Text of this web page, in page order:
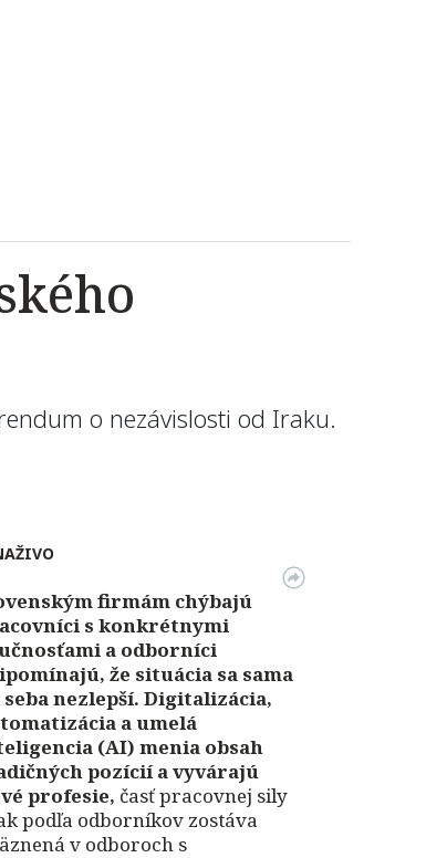
o nezávislosti od Iraku.
firmám chýbajú
s konkrétnymi
a odborníci
že situácia sa sama
seba nezlepší. Digitalizácia,
a umelá
(AI) menia obsah
pozícií a vyvárajú
profesie, časť pracovnej sily
podľa odborníkov zostáva
v odboroch s